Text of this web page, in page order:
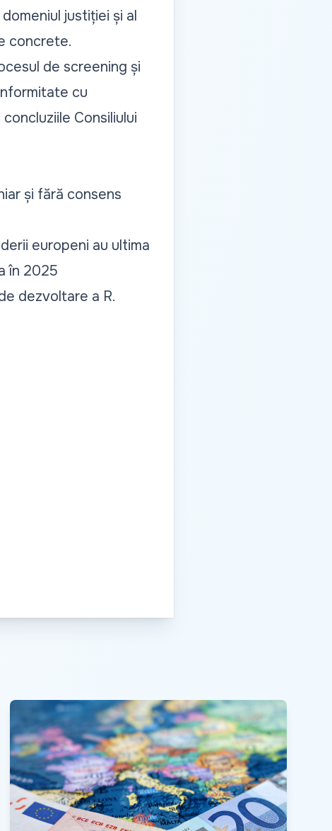
justiției și al
concrete.
de screening și
cu
Consiliului
și fără consens
europeni au ultima
în 2025
dezvoltare a R.